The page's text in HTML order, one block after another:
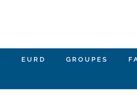
EURD GROUPES